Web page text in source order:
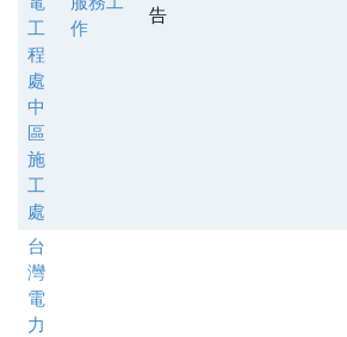
工
程
處
中
區
施
工
處
作
告
台
灣
電
力